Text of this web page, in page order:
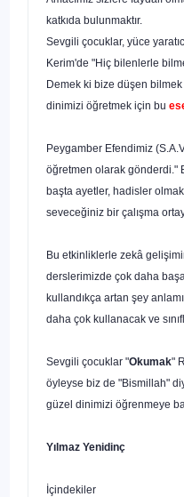
katkıda bulunmaktır.
Sevgili çocuklar, yüce
Kerim'de "Hiç bilenlerle
Demek ki bize düşen
dinimizi öğretmek için bu
Peygamber Efendimiz
öğretmen olarak gönderdi."
başta ayetler, hadisler
seveceğiniz bir çalışma
Bu etkinliklerle zekâ
derslerimizde çok daha
kullandıkça artan şey
daha çok kullanacak ve
Sevgili çocuklar "Okumak"
öyleyse biz de "Bismillah"
güzel dinimizi öğrenmeye
Yılmaz Yenidinç
İçindekiler